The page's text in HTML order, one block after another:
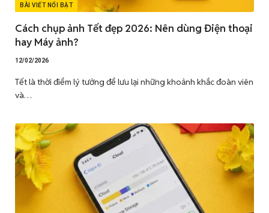
BÀI VIẾT NỔI BẬT
Cách chụp ảnh Tết đẹp 2026: Nên dùng Điện thoại
hay Máy ảnh?
12/02/2026
Tết là thời điểm lý tưởng để lưu lại những khoảnh khắc đoàn viên
và…